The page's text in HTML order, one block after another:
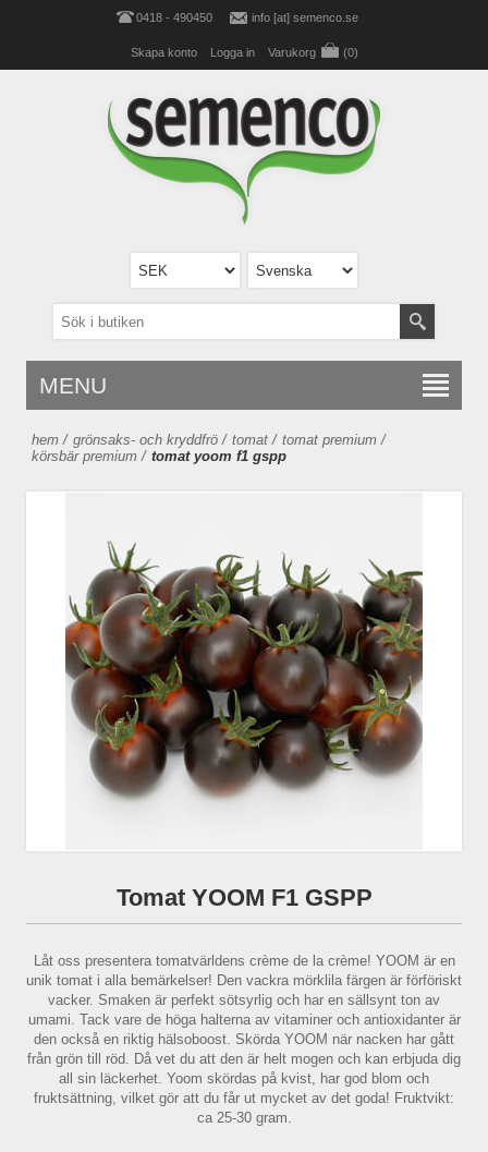
0418 - 490450 info [at] semenco.se
Skapa konto Logga in Varukorg (0)
MENU
hem / grönsaks- och kryddfrö / tomat / tomat premium /
körsbär premium / tomat yoom f1 gspp
Tomat YOOM F1 GSPP
Låt oss presentera tomatvärldens crème de la crème! YOOM är en
unik tomat i alla bemärkelser! Den vackra mörklila färgen är förföriskt
vacker. Smaken är perfekt sötsyrlig och har en sällsynt ton av
umami. Tack vare de höga halterna av vitaminer och antioxidanter är
den också en riktig hälsoboost. Skörda YOOM när nacken har gått
från grön till röd. Då vet du att den är helt mogen och kan erbjuda dig
all sin läckerhet. Yoom skördas på kvist, har god blom och
fruktsättning, vilket gör att du får ut mycket av det goda! Fruktvikt:
ca 25-30 gram.